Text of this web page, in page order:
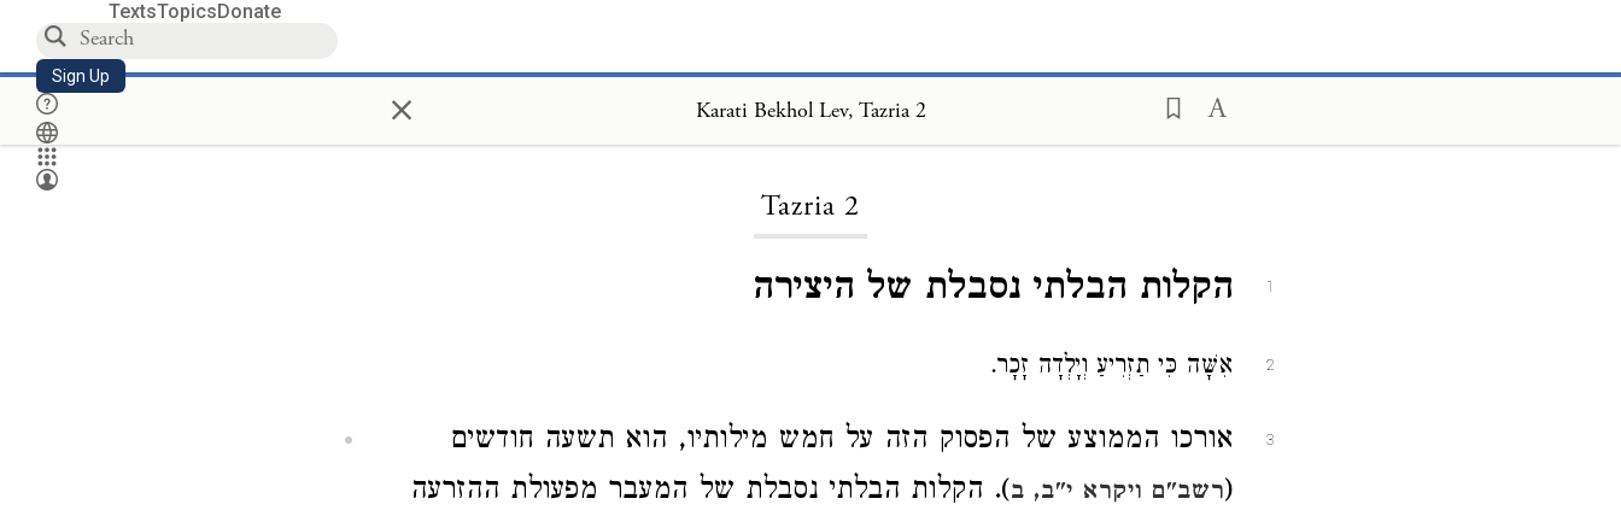
TextsTopicsDonate
Sign Up × Karati Bekhol Lev, Tazria 2
Tazria 2
1 הקלות הבלתי נסבלת של היצירה
2 אִשָּׁה כִּי תַזְרִיעַ וְיָלְדָה זָכָר.
3
אורכו הממוצע של הפסוק הזה על חמש מילותיו, הוא תשעה חודשים
(רשב"ם ויקרא י"ב, ב). הקלות הבלתי נסבלת של המעבר מפעולת ההזרעה